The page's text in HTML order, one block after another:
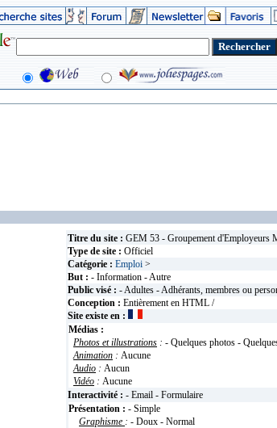
Titre du site : GEM 53 - Groupement d'Employeurs
Type de site : Officiel
Catégorie : Emploi >
But : - Information - Autre
Public visé : - Adultes - Adhérants, membres ou
Conception : Entièrement en HTML /
Site existe en :
Médias :
Photos et illustrations : - Quelques photos -
Animation : Aucune
Audio : Aucun
Vidéo : Aucune
Interactivité : - Email - Formulaire
Présentation : - Simple
Graphisme : - Doux - Normal